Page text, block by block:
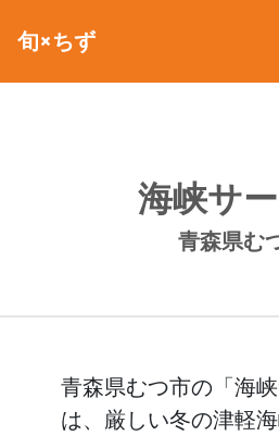
旬×ちず
海峡サ
青森県む
青森県むつ市の「海峡
は、厳しい冬の津軽